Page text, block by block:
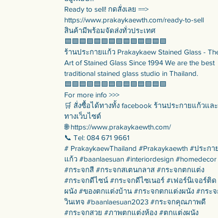
Ready to sell! กดสั่งเลย ==>
https://www.prakaykaewth.com/ready-to-sell
สินค้ามีพร้อมจัดส่งทั่วประเทศ
🟦🟪🟦🟪🟦🟪🟦🟪🟦🟪🟦🟪🟦🟪
ร้านประกายแก้ว Prakaykaew Stained Glass -
Art of Stained Glass Since 1994 We are the best
traditional stained glass studio in Thailand.
🟦🟪🟦🟪🟦🟪🟦🟪🟦🟪🟦🟪🟦🟪
For more info >>>
🛒 สั่งซื้อได้ทางทั้ง facebook ร้านประกายแก้วและ
ทางเว็บไซต์
🌐 https://www.prakaykaewth.com/
📞 Tel: 084 671 9661
# PrakaykaewThailand #Prakaykaewth #ประกา
แก้ว #baanlaesuan #interiordesign #homedecor
#กระจกสี #กระจกสเตนกลาส #กระจกตกแต่ง
#กระจกดีไซน์ #กระจกดีไซเนอร์ #เฟอร์นิเจอร์ติด
ผนัง #ของตกแต่งบ้าน #กระจกตกแต่งผนัง #กระจ
วินเทจ #baanlaesuan2023 #กระจกคุณภาพดี
#กระจกสวย #ภาพตกแต่งห้อง #ตกแต่งผนัง